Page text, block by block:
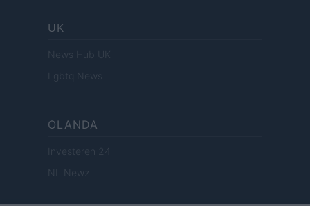
UK
News Hub UK
Lgbtq News
OLANDA
Investeren 24
NL Newz